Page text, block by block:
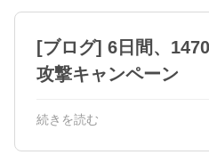
[ブログ] 6日間、
攻撃キャンペーン
続きを読む